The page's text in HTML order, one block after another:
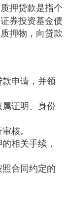
押贷款是指个
券投资基金债
押物，向贷款
申请，并领
证明、身份
核。
相关手续，
合同约定的